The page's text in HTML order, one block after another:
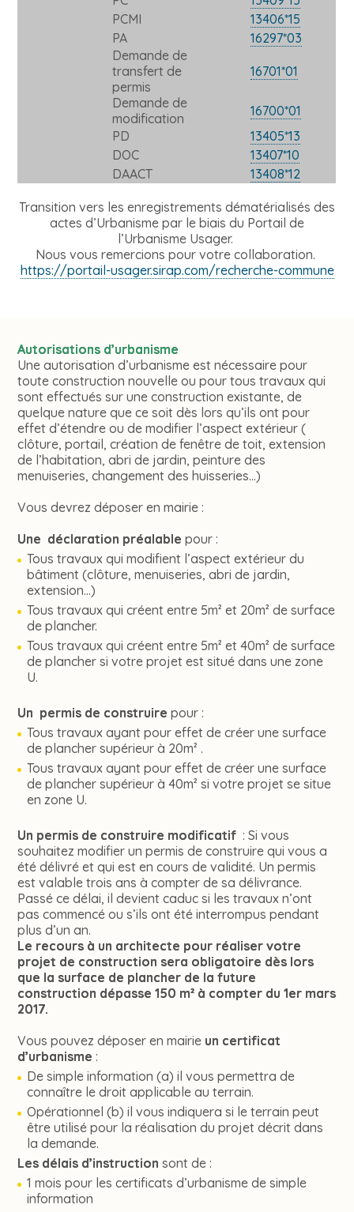
PCMI
13406*15
PA
16297*03
Demande de
transfert de
permis
16701*01
Demande de
modification
16700*01
PD
13405*13
DOC
13407*10
DAACT
13408*12
Transition vers les enregistrements dématérialisés des
actes d’Urbanisme par le biais du Portail de
l’Urbanisme Usager.
Nous vous remercions pour votre collaboration.
https://portail-usager.sirap.com/recherche-commune
Autorisations d’urbanisme
Une autorisation d’urbanisme est nécessaire pour
toute construction nouvelle ou pour tous travaux qui
sont effectués sur une construction existante, de
quelque nature que ce soit dès lors qu’ils ont pour
effet d’étendre ou de modifier l’aspect extérieur (
clôture, portail, création de fenêtre de toit, extension
de l’habitation, abri de jardin, peinture des
menuiseries, changement des huisseries…)
Vous devrez déposer en mairie :
Une déclaration préalable pour :
Tous travaux qui modifient l’aspect extérieur du
bâtiment (clôture, menuiseries, abri de jardin,
extension…)
Tous travaux qui créent entre 5m² et 20m² de surface
de plancher.
Tous travaux qui créent entre 5m² et 40m² de surface
de plancher si votre projet est situé dans une zone
U.
Un permis de construire pour :
Tous travaux ayant pour effet de créer une surface
de plancher supérieur à 20m² .
Tous travaux ayant pour effet de créer une surface
de plancher supérieur à 40m² si votre projet se situe
en zone U.
Un permis de construire modificatif : Si vous
souhaitez modifier un permis de construire qui vous a
été délivré et qui est en cours de validité. Un permis
est valable trois ans à compter de sa délivrance.
Passé ce délai, il devient caduc si les travaux n’ont
pas commencé ou s’ils ont été interrompus pendant
plus d’un an.
Le recours à un architecte pour réaliser votre
projet de construction sera obligatoire dès lors
que la surface de plancher de la future
construction dépasse 150 m² à compter du 1er mars
2017.
Vous pouvez déposer en mairie un certificat
d’urbanisme :
De simple information (a) il vous permettra de
connaître le droit applicable au terrain.
Opérationnel (b) il vous indiquera si le terrain peut
être utilisé pour la réalisation du projet décrit dans
la demande.
Les délais d’instruction sont de :
1 mois pour les certificats d’urbanisme de simple
information